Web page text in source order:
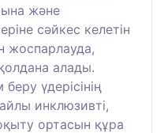
және
сәйкес келетін
жоспарлауда,
алады.
үдерісінің
инклюзивті,
ортасын құра